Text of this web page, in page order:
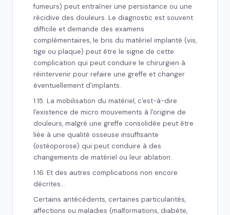
fumeurs) peut entraîner une persistance ou une
récidive des douleurs. Le diagnostic est souvent
difficile et demande des examens
complémentaires, le bris du matériel implanté (vis,
tige ou plaque) peut être le signe de cette
complication qui peut conduire le chirurgien à
réintervenir pour refaire une greffe et changer
éventuellement d'implants.
1.15. La mobilisation du matériel, c'est-à-dire
l'existence de micro mouvements à l'origine de
douleurs, malgré une greffe consolidée peut être
liée à une qualité osseuse insuffisante
(ostéoporose) qui peut conduire à des
changements de matériel ou leur ablation.
1.16. Et des autres complications non encore
décrites…
Certains antécédents, certaines particularités,
affections ou maladies (malformations, diabète,